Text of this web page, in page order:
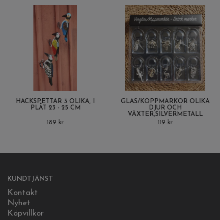
HACKSPETTAR 3 OLIKA, I
PLÅT 23 - 25 CM
189 kr
GLAS/KOPPMARKÖR OLIKA
DJUR OCH
VÄXTER,SILVERMETALL
119 kr
KUNDTJÄNST
Kontakt
Nyhet
Köpvillkor